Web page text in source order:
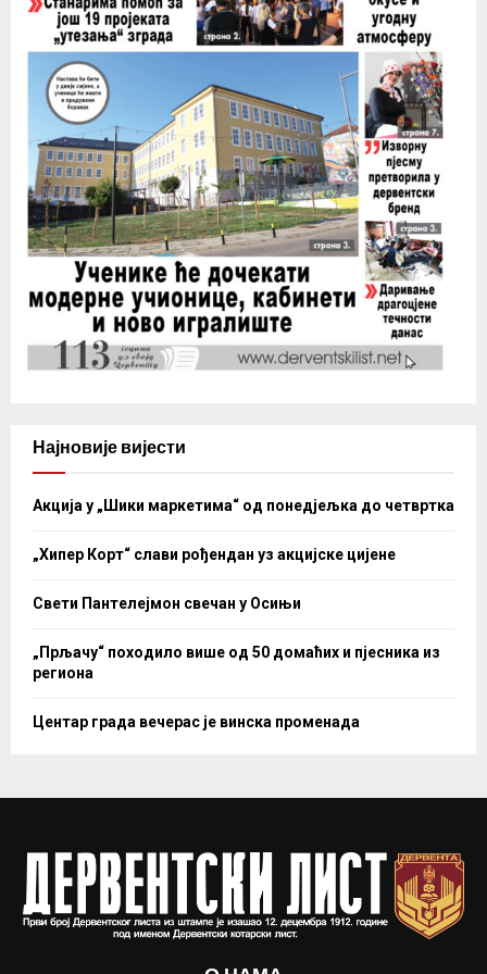
Најновије вијести
Акција у „Шики маркетима“ од понедјељка до четвртка
„Хипер Корт“ слави рођендан уз акцијске цијене
Свети Пантелејмон свечан у Осињи
„Прљачу“ походило више од 50 домаћих и пјесника из
региона
Центар града вечерас је винска променада